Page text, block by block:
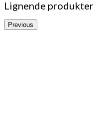
Lignende produkter
Previous